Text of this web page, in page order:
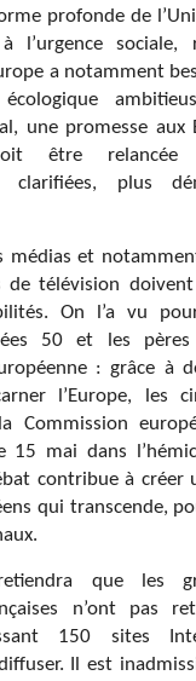
profonde de
l’urgence sociale,
a notamment
une promesse aux
être
clarifiées, plus
médias et
de télévision
On l’a vu
50 et les
: grâce à
l’Europe, les
Commission
15 mai dans
contribue à créer
qui transcende,
que les
n’ont pas
150 sites
Il est